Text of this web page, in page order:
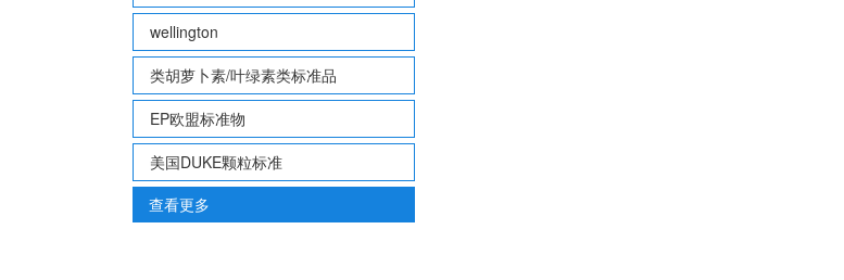
wellington
类胡萝卜素/叶绿素类标准品
EP欧盟标准物
美国DUKE颗粒标准
查看更多